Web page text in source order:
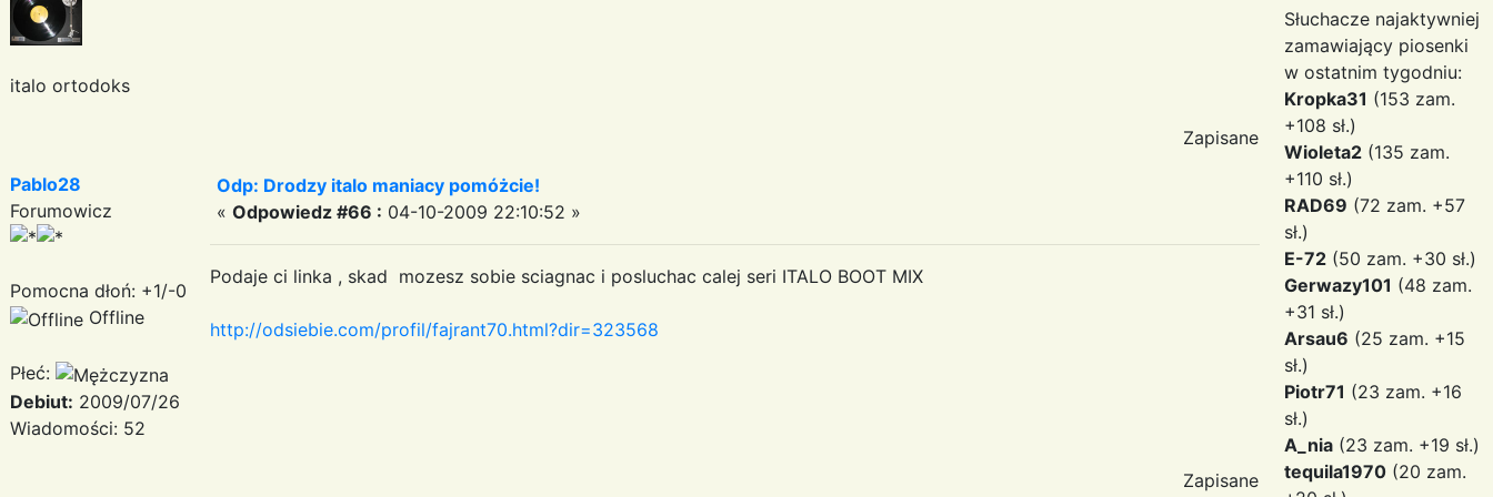
italo ortodoks
Zapisane
Pablo28
Forumowicz
Pomocna dłoń: +1/-0
Offline
Płeć:
Debiut: 2009/07/26
Wiadomości: 52
Odp: Drodzy italo maniacy pomóżcie!
« Odpowiedz #66 : 04-10-2009 22:10:52 »
Podaje ci linka , skad mozesz sobie sciagnac i posluchac calej seri ITALO BOOT MIX
http://odsiebie.com/profil/fajrant70.html?dir=323568
Zapisane
Słuchacze najaktywniej
zamawiający piosenki
w ostatnim tygodniu:
Kropka31 (153 zam.
+108 sł.)
Wioleta2 (135 zam.
+110 sł.)
RAD69 (72 zam. +57
sł.)
E-72 (50 zam. +30 sł.)
Gerwazy101 (48 zam.
+31 sł.)
Arsau6 (25 zam. +15
sł.)
Piotr71 (23 zam. +16
sł.)
A_nia (23 zam. +19 sł.)
tequila1970 (20 zam.